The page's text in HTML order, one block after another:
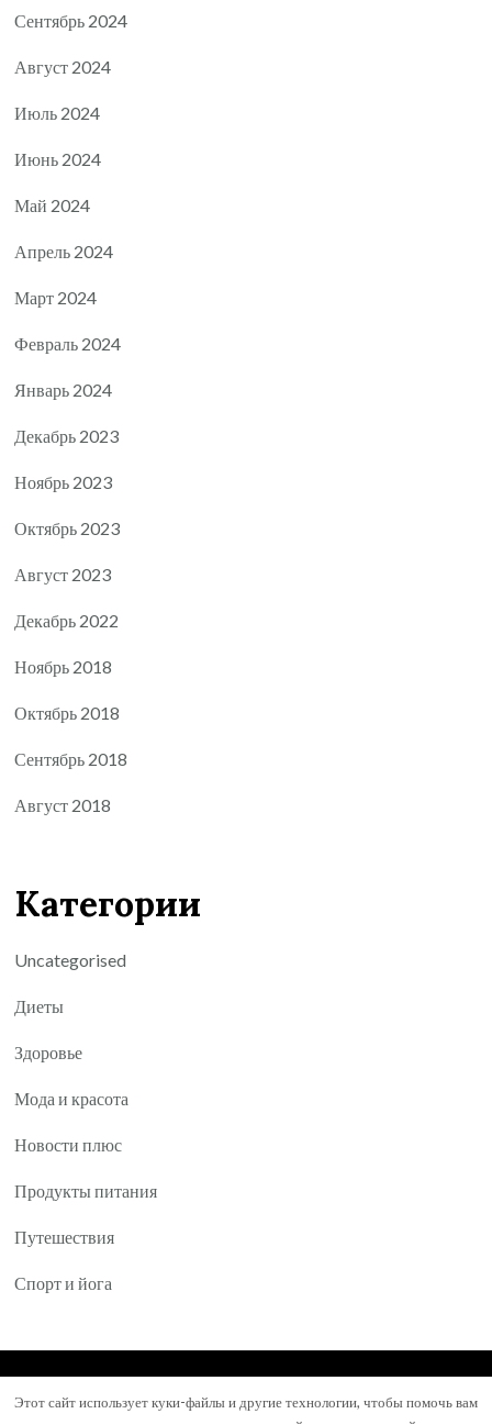
Сентябрь 2024
Август 2024
Июль 2024
Июнь 2024
Май 2024
Апрель 2024
Март 2024
Февраль 2024
Январь 2024
Декабрь 2023
Ноябрь 2023
Октябрь 2023
Август 2023
Декабрь 2022
Ноябрь 2018
Октябрь 2018
Сентябрь 2018
Август 2018
Категории
Uncategorised
Диеты
Здоровье
Мода и красота
Новости плюс
Продукты питания
Путешествия
Спорт и йога
Mental Health Coach | Разработана Blossom
Этот сайт использует куки-файлы и другие технологии, чтобы помочь вам